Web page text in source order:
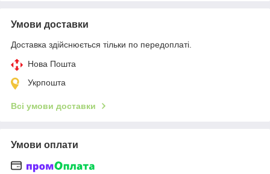
Умови доставки
Доставка здійснюється тільки по передоплаті.
Нова Пошта
Укрпошта
Всі умови доставки
Умови оплати